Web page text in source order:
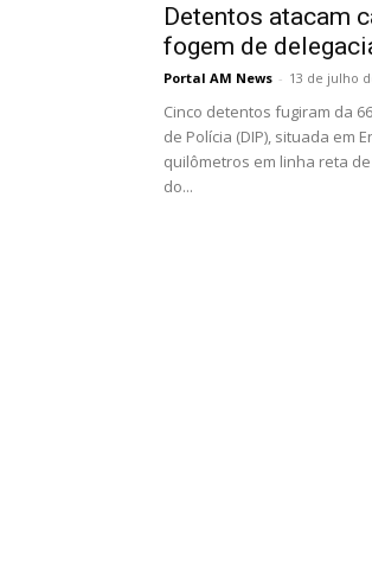
Detentos atacam
fogem de
Portal AM News - 13 de julho
Cinco detentos fugiram da
de Polícia (DIP), situada em
quilômetros em linha reta
do...